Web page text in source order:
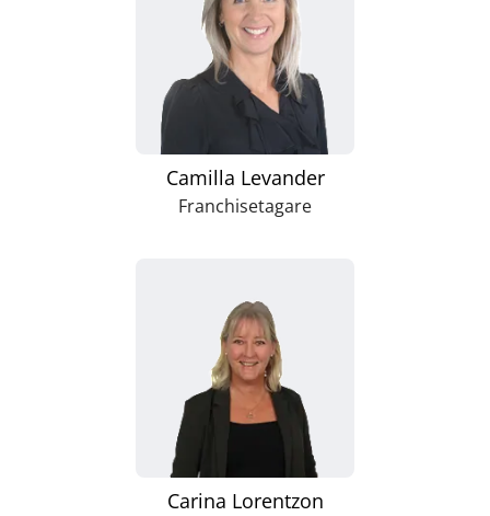
Camilla Levander
Franchisetagare
Carina Lorentzon